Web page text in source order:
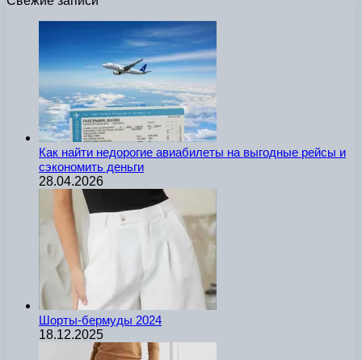
Как найти недорогие авиабилеты на выгодные рейсы и
сэкономить деньги
28.04.2026
Шорты-бермуды 2024
18.12.2025